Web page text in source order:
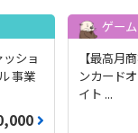
ッショ
事業
ゲー
【最高月
ンカード
イト ...